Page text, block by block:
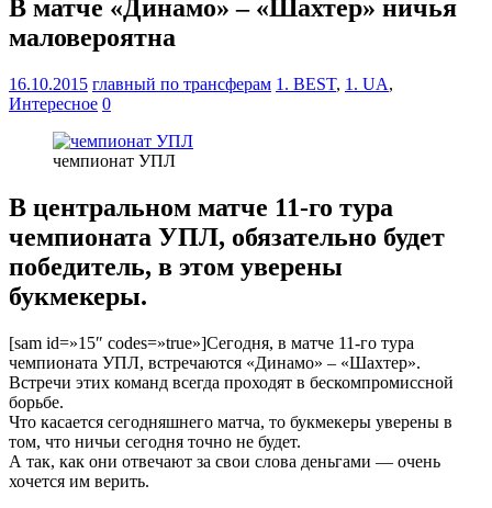
В матче «Динамо» – «Шахтер» ничья
маловероятна
16.10.2015 главный по трансферам 1. BEST, 1. UA,
Интересное 0
чемпионат УПЛ
В центральном матче 11-го тура
чемпионата УПЛ, обязательно будет
победитель, в этом уверены
букмекеры.
[sam id=»15″ codes=»true»]Сегодня, в матче 11-го тура
чемпионата УПЛ, встречаются «Динамо» – «Шахтер».
Встречи этих команд всегда проходят в бескомпромиссной
борьбе.
Что касается сегодняшнего матча, то букмекеры уверены в
том, что ничьи сегодня точно не будет.
А так, как они отвечают за свои слова деньгами — очень
хочется им верить.